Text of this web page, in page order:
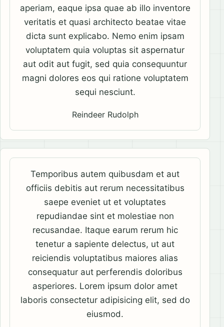
aperiam, eaque ipsa quae ab illo inventore
veritatis et quasi architecto beatae vitae
dicta sunt explicabo. Nemo enim ipsam
voluptatem quia voluptas sit aspernatur
aut odit aut fugit, sed quia consequuntur
magni dolores eos qui ratione voluptatem
sequi nesciunt.
Reindeer Rudolph
Temporibus autem quibusdam et aut
officiis debitis aut rerum necessitatibus
saepe eveniet ut et voluptates
repudiandae sint et molestiae non
recusandae. Itaque earum rerum hic
tenetur a sapiente delectus, ut aut
reiciendis voluptatibus maiores alias
consequatur aut perferendis doloribus
asperiores. Lorem ipsum dolor amet
laboris consectetur adipisicing elit, sed do
eiusmod.